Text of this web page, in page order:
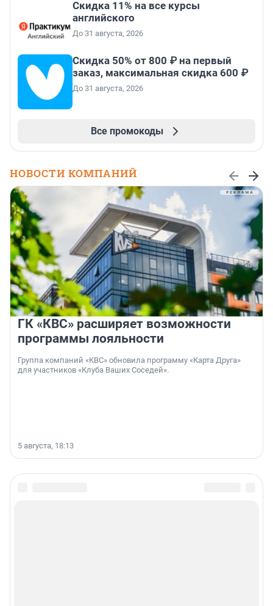
Скидка 11% на все курсы
английского
До 31 августа, 2026
Скидка 50% от 800 ₽ на первый
заказ, максимальная скидка 600 ₽
До 31 августа, 2026
Все промокоды
НОВОСТИ КОМПАНИЙ
ГК «КВС» расширяет возможности
программы лояльности
Группа компаний «КВС» обновила программу «Карта Друга»
для участников «Клуба Ваших Соседей».
5 августа, 18:13